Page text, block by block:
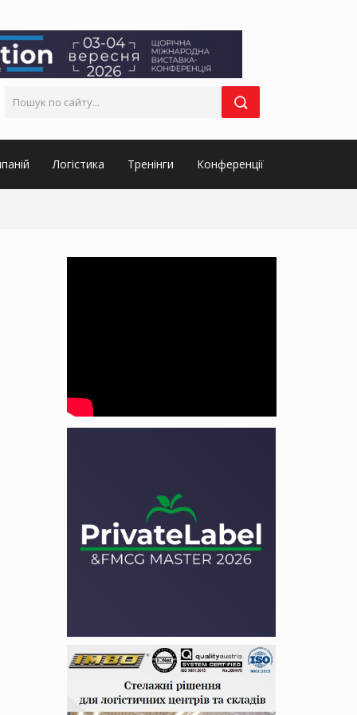
Логістика Тренінги Конференції